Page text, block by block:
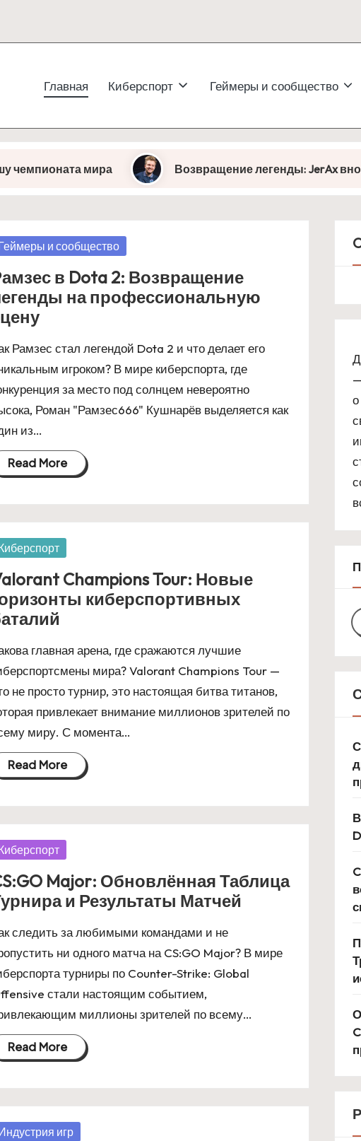
Главная Киберспорт Геймеры и сообщество
мира Возвращение легенды: JerAx вновь в Dota 2
и сообщество
в Dota 2: Возвращение
на профессиональную
Рамзес стал легендой Dota 2 и что делает его
игроком? В мире киберспорта, где
за место под солнцем невероятно
Роман "Рамзес666" Кушнарёв выделяется как
из…
Read More
Champions Tour: Новые
киберспортивных
главная арена, где сражаются лучшие
мира? Valorant Champions Tour —
не просто турнир, это настоящая битва титанов,
привлекает внимание миллионов зрителей по
миру. С момента…
Read More
Major: Обновлённая Таблица
и Результаты Матчей
следить за любимыми командами и не
ни одного матча на CS:GO Major? В мире
турниры по Counter-Strike: Global
стали настоящим событием,
миллионы зрителей по всему…
Read More
игр